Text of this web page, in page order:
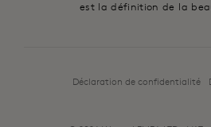
est la définition de la
Déclaration de confidentialité